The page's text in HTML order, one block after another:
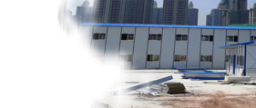
技术知识